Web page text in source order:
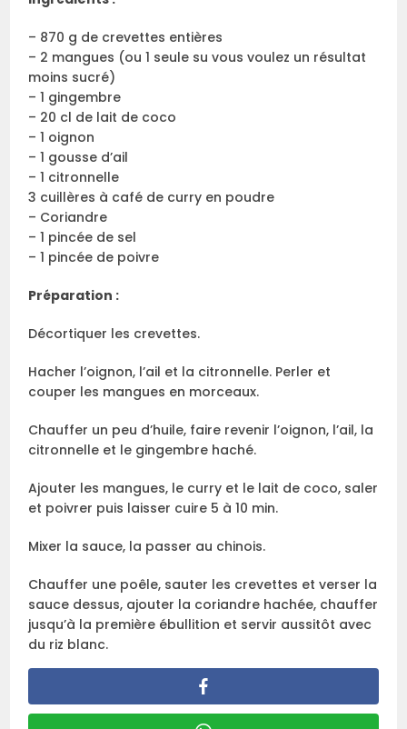
– 870 g de crevettes entières
– 2 mangues (ou 1 seule su vous voulez un résultat
moins sucré)
– 1 gingembre
– 20 cl de lait de coco
– 1 oignon
– 1 gousse d’ail
– 1 citronnelle
3 cuillères à café de curry en poudre
– Coriandre
– 1 pincée de sel
– 1 pincée de poivre
Préparation :
Décortiquer les crevettes.
Hacher l’oignon, l’ail et la citronnelle. Perler et
couper les mangues en morceaux.
Chauffer un peu d’huile, faire revenir l’oignon, l’ail, la
citronnelle et le gingembre haché.
Ajouter les mangues, le curry et le lait de coco, saler
et poivrer puis laisser cuire 5 à 10 min.
Mixer la sauce, la passer au chinois.
Chauffer une poêle, sauter les crevettes et verser la
sauce dessus, ajouter la coriandre hachée, chauffer
jusqu’à la première ébullition et servir aussitôt avec
du riz blanc.